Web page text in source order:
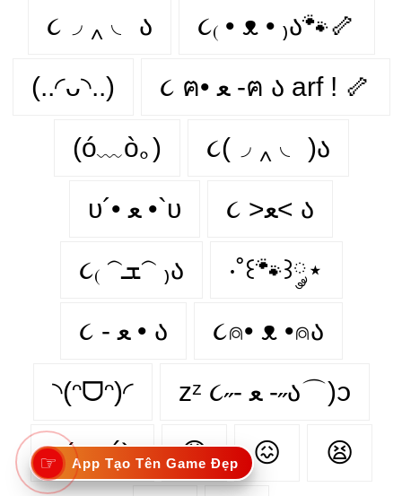
૮◞ ‸ ◟ ა ૮₍ • ᴥ • ₎ა🐾🦴
(..◜ᴗ◝..) ૮ ฅ• ﻌ -ฅ ა arf ! 🦴
(ó﹏ò｡) ૮(◞ ‸ ◟ )ა
υ´• ﻌ •`υ ૮ >ﻌ< ა
૮₍ 𝁽ܫ𝁽 ₎ა ‧˚꒰🐾꒱༘⋆
૮ - ﻌ • ა ૮⍝• ᴥ •⍝ა
◝(ᵔᗜᵔ)◜ zᶻ ૮˶- ﻌ -˶ა⌒)ᦱ
૮( - ᴥ՛𑁬 😯 😖 😫
☞ App Tạo Tên Game Đẹp